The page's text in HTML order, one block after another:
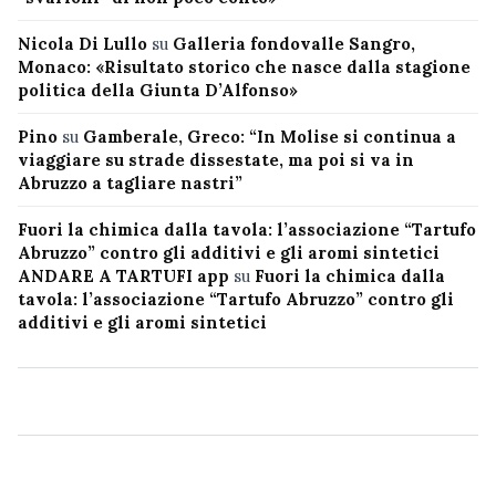
Nicola Di Lullo su Galleria fondovalle Sangro,
Monaco: «Risultato storico che nasce dalla stagione
politica della Giunta D’Alfonso»
Pino su Gamberale, Greco: “In Molise si continua a
viaggiare su strade dissestate, ma poi si va in
Abruzzo a tagliare nastri”
Fuori la chimica dalla tavola: l’associazione “Tartufo
Abruzzo” contro gli additivi e gli aromi sintetici
ANDARE A TARTUFI app su Fuori la chimica dalla
tavola: l’associazione “Tartufo Abruzzo” contro gli
additivi e gli aromi sintetici